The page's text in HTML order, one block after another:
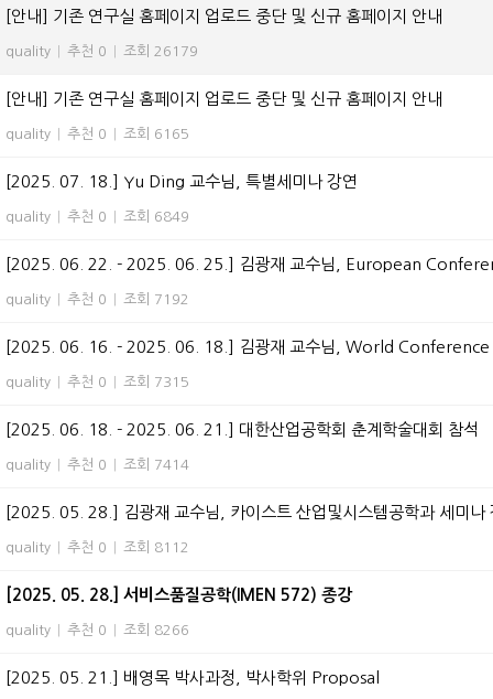
[안내] 기존 연구실 홈페이지 업로드 중단 및 신규 홈페이지 안내
quality 추천 0 조회 26179
[안내] 기존 연구실 홈페이지 업로드 중단 및 신규 홈페이지 안내
quality 추천 0 조회 6165
[2025. 07. 18.] Yu Ding 교수님, 특별세미나 강연
quality 추천 0 조회 6849
[2025. 06. 22. - 2025. 06. 25.] 김광재 교수님, European
quality 추천 0 조회 7192
[2025. 06. 16. - 2025. 06. 18.] 김광재 교수님, World
quality 추천 0 조회 7315
[2025. 06. 18. - 2025. 06. 21.] 대한산업공학회 춘계학술대회 참석
quality 추천 0 조회 7414
[2025. 05. 28.] 김광재 교수님, 카이스트 산업및시스템공학과 세미나
quality 추천 0 조회 8112
[2025. 05. 28.] 서비스품질공학(IMEN 572) 종강
quality 추천 0 조회 8266
[2025. 05. 21.] 배영목 박사과정, 박사학위 Proposal